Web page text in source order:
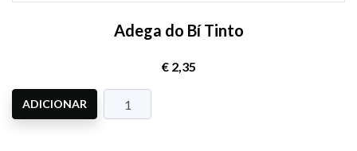
Adega do Bí Tinto
€ 2,35
ADICIONAR